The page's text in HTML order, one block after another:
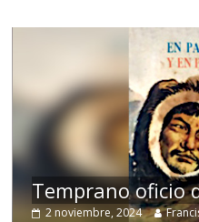
Temprano oficio
2 noviembre, 2024